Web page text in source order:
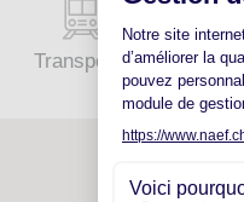
Transports Sante